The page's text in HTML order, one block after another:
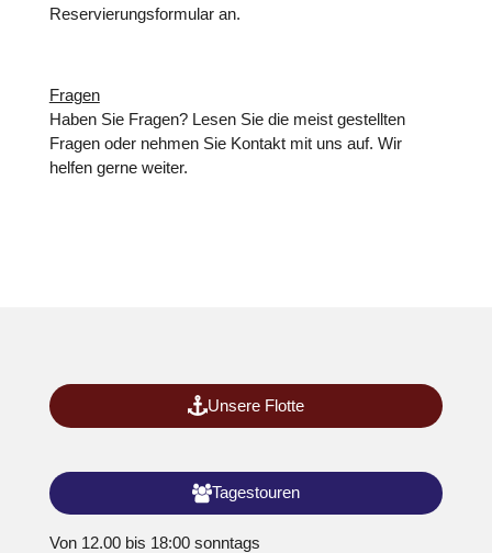
Reservierungsformularan.
Fragen
Haben Sie Fragen? Lesen Sie die meist gestellten
Fragen oder nehmen Sie Kontakt mit uns auf. Wir
helfen gerne weiter.
Unsere Flotte
Tagestouren
Von 12.00 bis 18:00 sonntags